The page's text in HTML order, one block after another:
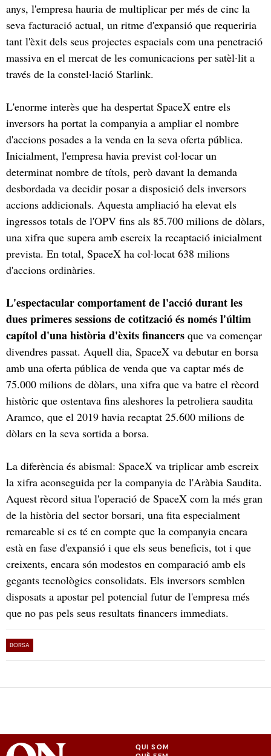
anys, l'empresa hauria de multiplicar per més de cinc la
seva facturació actual, un ritme d'expansió que requeriria
tant l'èxit dels seus projectes espacials com una penetració
massiva en el mercat de les comunicacions per satèl·lit a
través de la constel·lació Starlink.
L'enorme interès que ha despertat SpaceX entre els
inversors ha portat la companyia a ampliar el nombre
d'accions posades a la venda en la seva oferta pública.
Inicialment, l'empresa havia previst col·locar un
determinat nombre de títols, però davant la demanda
desbordada va decidir posar a disposició dels inversors
accions addicionals. Aquesta ampliació ha elevat els
ingressos totals de l'OPV fins als 85.700 milions de dòlars,
una xifra que supera amb escreix la recaptació inicialment
prevista. En total, SpaceX ha col·locat 638 milions
d'accions ordinàries.
L'espectacular comportament de l'acció durant les
dues primeres sessions de cotització és només l'últim
capítol d'una història d'èxits financers que va començar
divendres passat. Aquell dia, SpaceX va debutar en borsa
amb una oferta pública de venda que va captar més de
75.000 milions de dòlars, una xifra que va batre el rècord
històric que ostentava fins aleshores la petroliera saudita
Aramco, que el 2019 havia recaptat 25.600 milions de
dòlars en la seva sortida a borsa.
La diferència és abismal: SpaceX va triplicar amb escreix
la xifra aconseguida per la companyia de l'Aràbia Saudita.
Aquest rècord situa l'operació de SpaceX com la més gran
de la història del sector borsari, una fita especialment
remarcable si es té en compte que la companyia encara
està en fase d'expansió i que els seus beneficis, tot i que
creixents, encara són modestos en comparació amb els
gegants tecnològics consolidats. Els inversors semblen
disposats a apostar pel potencial futur de l'empresa més
que no pas pels seus resultats financers immediats.
BORSA
QUI SOM